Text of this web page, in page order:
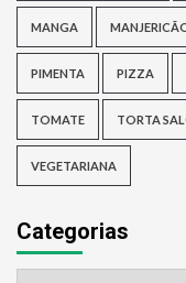
MANGA
PIMENTA PIZZA
TOMATE TORTA
VEGETARIANA
Categorias